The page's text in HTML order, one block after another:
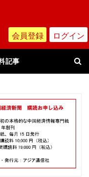
会員登録 ログイン
記事